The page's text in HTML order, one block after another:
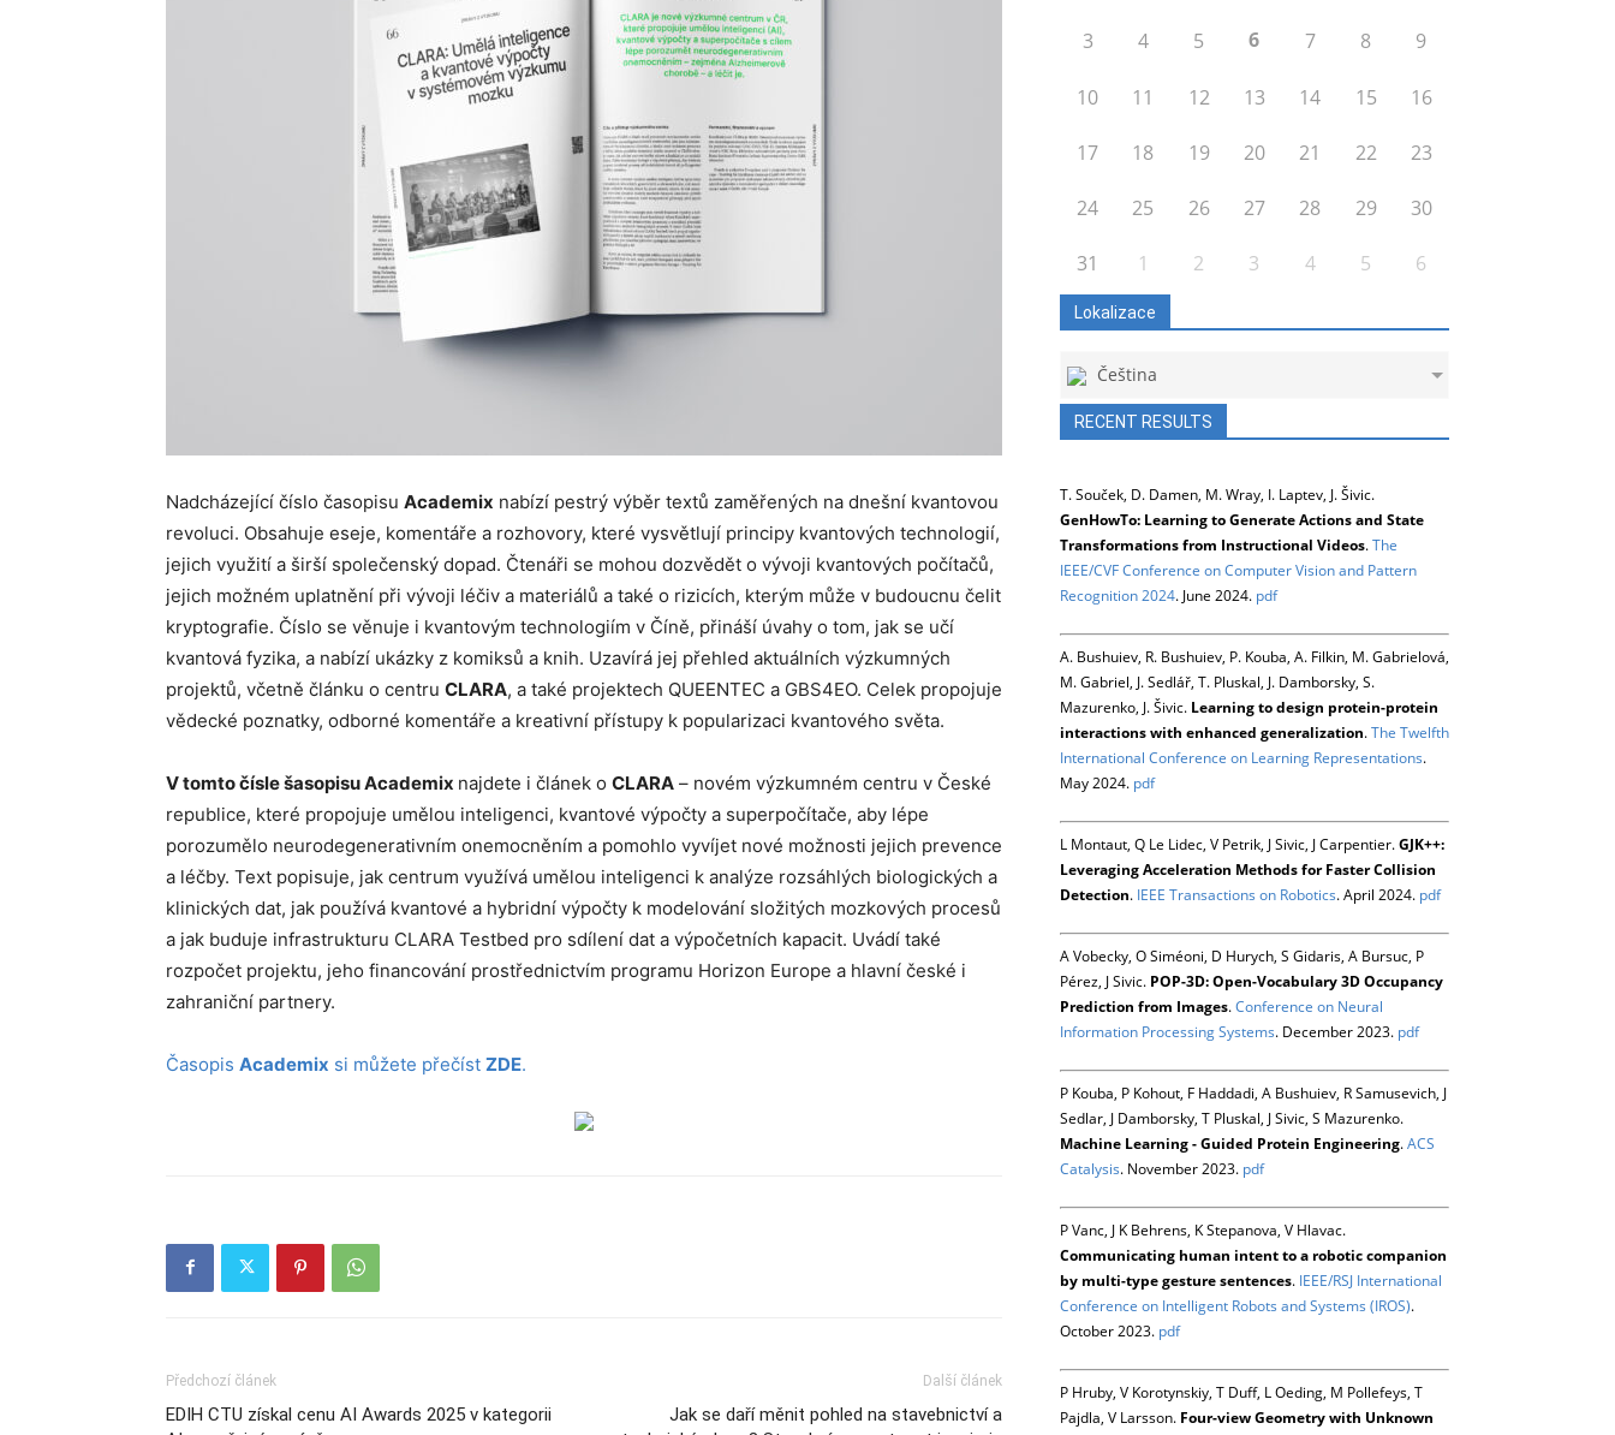
Nadcházející číslo časopisu Academix nabízí pestrý výběr textů zaměřených na dnešní kvantovou
revoluci. Obsahuje eseje, komentáře a rozhovory, které vysvětlují principy kvantových technologií,
jejich využití a širší společenský dopad. Čtenáři se mohou dozvědět o vývoji kvantových počítačů,
jejich možném uplatnění při vývoji léčiv a materiálů a také o rizicích, kterým může v budoucnu čelit
kryptografie. Číslo se věnuje i kvantovým technologiím v Číně, přináší úvahy o tom, jak se učí
kvantová fyzika, a nabízí ukázky z komiksů a knih. Uzavírá jej přehled aktuálních výzkumných
projektů, včetně článku o centru CLARA, a také projektech QUEENTEC a GBS4EO. Celek propojuje
vědecké poznatky, odborné komentáře a kreativní přístupy k popularizaci kvantového světa.
V tomto čísle šasopisu Academix najdete i článek o CLARA – novém výzkumném centru v České
republice, které propojuje umělou inteligenci, kvantové výpočty a superpočítače, aby lépe
porozumělo neurodegenerativním onemocněním a pomohlo vyvíjet nové možnosti jejich prevence
a léčby. Text popisuje, jak centrum využívá umělou inteligenci k analýze rozsáhlých biologických a
klinických dat, jak používá kvantové a hybridní výpočty k modelování složitých mozkových procesů
a jak buduje infrastrukturu CLARA Testbed pro sdílení dat a výpočetních kapacit. Uvádí také
rozpočet projektu, jeho financování prostřednictvím programu Horizon Europe a hlavní české i
zahraniční partnery.
Časopis Academix si můžete přečíst ZDE.
Předchozí článek
EDIH CTU získal cenu AI Awards 2025 v kategorii
Další článek
Jak se daří měnit pohled na stavebnictví a
3 4 5 6 7 8 9
10 11 12 13 14 15 16
17 18 19 20 21 22 23
24 25 26 27 28 29 30
31 1 2 3 4 5 6
Lokalizace
Čeština
RECENT RESULTS
T. Souček, D. Damen, M. Wray, I. Laptev, J. Šivic.
GenHowTo: Learning to Generate Actions and State
Transformations from Instructional Videos.The
IEEE/CVF Conference on Computer Vision and Pattern
Recognition 2024. June 2024. pdf
A. Bushuiev, R. Bushuiev, P. Kouba, A. Filkin, M. Gabrielová,
M. Gabriel, J. Sedlář, T. Pluskal, J. Damborsky, S.
Mazurenko, J. Šivic. Learning to design protein-protein
interactions with enhanced generalization.The Twelfth
International Conference on Learning Representations.
May 2024. pdf
L Montaut, Q Le Lidec, V Petrik, J Sivic, J Carpentier.GJK++:
Leveraging Acceleration Methods for Faster Collision
Detection. IEEE Transactions on Robotics. April 2024. pdf
A Vobecky, O Siméoni, D Hurych, S Gidaris, A Bursuc, P
Pérez, J Sivic. POP-3D: Open-Vocabulary 3D Occupancy
Prediction from Images.Conference on Neural
Information Processing Systems. December 2023. pdf
P Kouba, P Kohout, F Haddadi, A Bushuiev, R Samusevich, J
Sedlar, J Damborsky, T Pluskal, J Sivic, S Mazurenko.
Machine Learning - Guided Protein Engineering.ACS
Catalysis. November 2023. pdf
P Vanc, J K Behrens, K Stepanova, V Hlavac.
Communicating human intent to a robotic companion
by multi-type gesture sentences. IEEE/RSJ International
Conference on Intelligent Robots and Systems (IROS).
October 2023. pdf
P Hruby, V Korotynskiy, T Duff, L Oeding, M Pollefeys, T
Pajdla, V Larsson. Four-view Geometry with Unknown